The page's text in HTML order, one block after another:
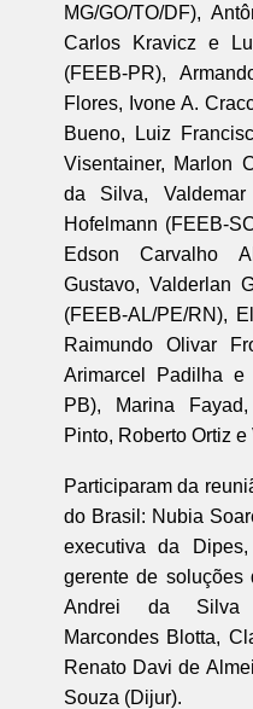
MG/GO/TO/DF),
Carlos Kravicz e
(FEEB-PR),
Flores, Ivone A.
Bueno, Luiz
Visentainer, Marlon
da Silva,
Hofelmann (FEEB-
Edson Carvalho
Gustavo, Valderlan
(FEEB-AL/PE/RN),
Raimundo Olivar
Arimarcel Padilha e
PB), Marina
Pinto, Roberto Ortiz
Participaram da
do Brasil: Nubia
executiva da
gerente de soluções
Andrei da Silva
Marcondes Blotta,
Renato Davi de
Souza (Dijur).